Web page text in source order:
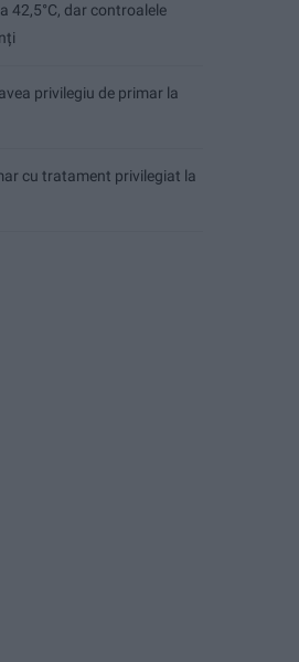
42,5°C, dar controalele
privilegiu de primar la
cu tratament privilegiat la